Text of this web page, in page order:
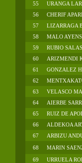
55
URANGA
56
CHERIF
57
LIZARRAGA
58
MALO
59
RUBIO
60
ARIZMENDI
61
GONZALEZ
62
63
VELASCO
64
AIERBE
65
RUIZ DE
66
ALDEKOA
67
ARBIZU
68
MARIN
69
URRUELA